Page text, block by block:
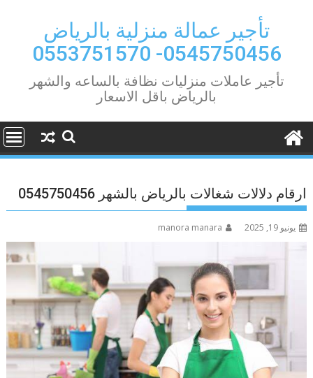
تأجير عمالة منزلية بالرياض
0545750456- 0553751570
تأجير عاملات منزليات نظافة بالساعه والشهر
بالرياض باقل الاسعار
ارقام دلالات شغالات بالرياض بالشهر 0545750456
يونيو 19, 2025 manora manara